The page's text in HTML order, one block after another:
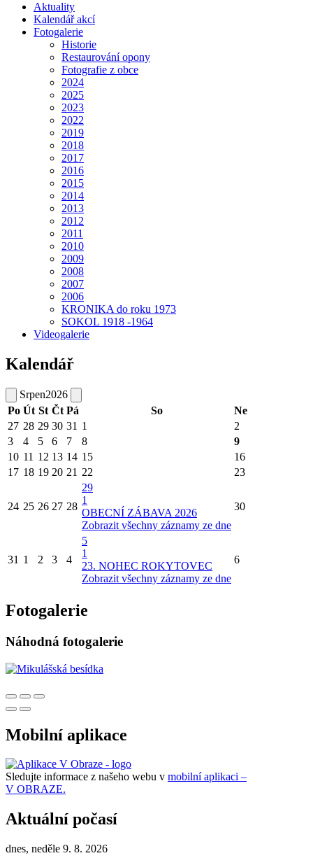
Aktuality
Kalendář akcí
Fotogalerie
Historie
Restaurování opony
Fotografie z obce
2024
2025
2023
2022
2019
2018
2017
2016
2015
2014
2013
2012
2011
2010
2009
2008
2007
2006
KRONIKA do roku 1973
SOKOL 1918 -1964
Videogalerie
Kalendář
Srpen2026
Po Út St Čt Pá So
Ne
27 28 29 30 31 1
2
3
4 5 6 7 8
9
10 11 12 13 14 15
16
17 18 19 20 21 22 23
24 25 26 27 28
29
1
OBECNÍ ZÁBAVA 2026
Zobrazit všechny záznamy ze dne
30
31 1 2 3 4
5
1
23. NOHEC ROKYTOVEC
Zobrazit všechny záznamy ze dne
6
Fotogalerie
Náhodná fotogalerie
Mobilní aplikace
Sledujte informace z našeho webu v mobilní aplikaci –
V OBRAZE.
Aktuální počasí
dnes, neděle 9. 8. 2026